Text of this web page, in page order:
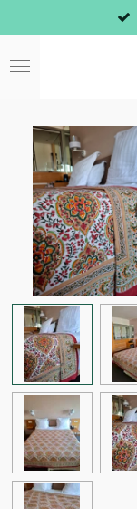
au
contenu